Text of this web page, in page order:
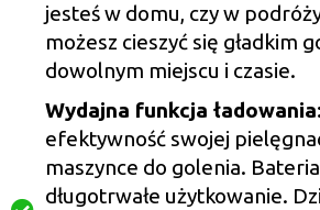
jesteś w domu, czy w
możesz cieszyć się gładkim
dowolnym miejscu i czasie.
Wydajna funkcja
efektywność swojej
maszynce do golenia.
długotrwałe użytkowanie.